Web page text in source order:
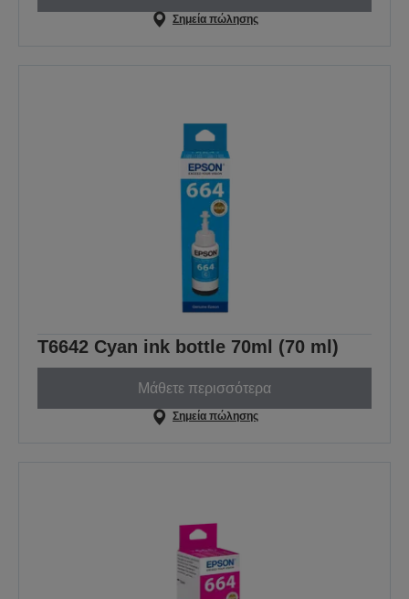
Σημεία πώλησης
T6642 Cyan ink bottle 70ml (70 ml)
Μάθετε περισσότερα
Σημεία πώλησης